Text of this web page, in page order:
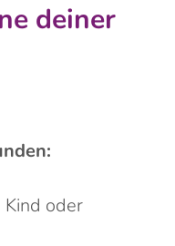
deiner
oder